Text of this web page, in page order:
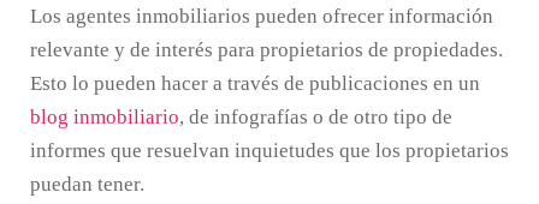
Los agentes inmobiliarios pueden ofrecer información
relevante y de interés para propietarios de propiedades.
Esto lo pueden hacer a través de publicaciones en un
blog inmobiliario, de infografías o de otro tipo de
informes que resuelvan inquietudes que los propietarios
puedan tener.